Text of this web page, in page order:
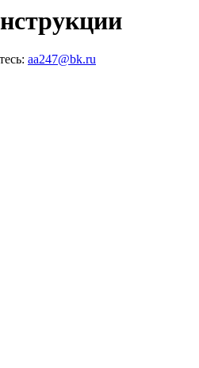
aa247@bk.ru